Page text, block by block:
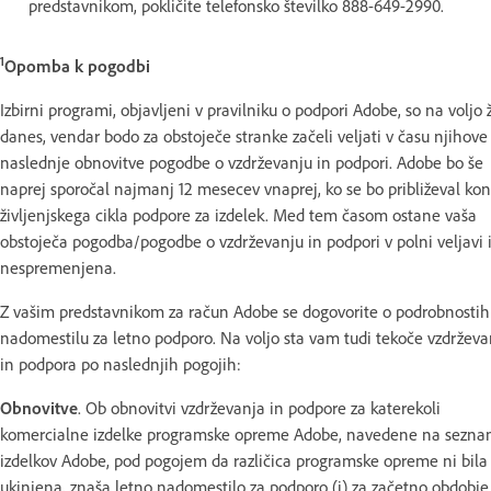
predstavnikom, pokličite telefonsko številko 888-649-2990.
1Opomba k pogodbi
Izbirni programi, objavljeni v pravilniku o podpori Adobe, so na voljo
danes, vendar bodo za obstoječe stranke začeli veljati v času njihove
naslednje obnovitve pogodbe o vzdrževanju in podpori. Adobe bo še
naprej sporočal najmanj 12 mesecev vnaprej, ko se bo približeval
življenjskega cikla podpore za izdelek. Med tem časom ostane vaša
obstoječa pogodba/pogodbe o vzdrževanju in podpori v polni veljavi
nespremenjena.
Z vašim predstavnikom za račun Adobe se dogovorite o
nadomestilu za letno podporo. Na voljo sta vam tudi tekoče
in podpora po naslednjih pogojih:
Obnovitve. Ob obnovitvi vzdrževanja in podpore za katerekoli
komercialne izdelke programske opreme Adobe, navedene na
izdelkov Adobe, pod pogojem da različica programske opreme ni bila